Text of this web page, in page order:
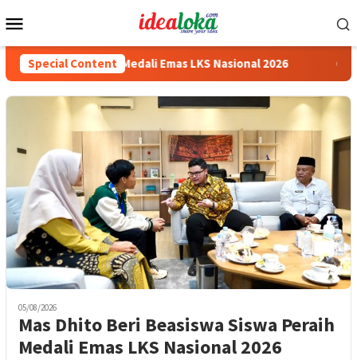
to
Menu
Special Content
Peraih Medali Emas LKS Nasional 2026 Cabai Jadi
05/08/2026
Mas Dhito Beri Beasiswa Siswa Peraih
Medali Emas LKS Nasional 2026